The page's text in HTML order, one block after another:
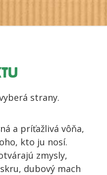
strany.
a príťažlivá vôňa,
kto ju nosí.
zmysly,
dubový mach